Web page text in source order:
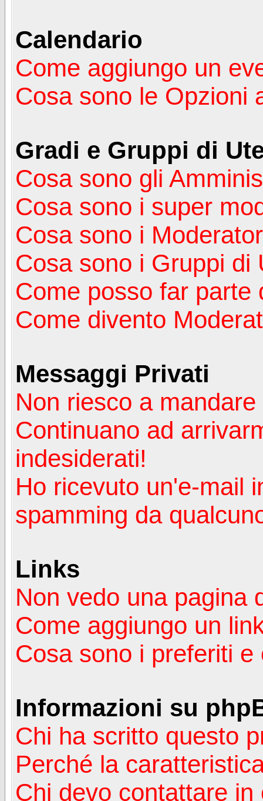
Calendario
Come aggiungo un
Cosa sono le Opzioni
Gradi e Gruppi di
Cosa sono gli
Cosa sono i super
Cosa sono i
Cosa sono i Gruppi di
Come posso far parte
Come divento
Messaggi Privati
Non riesco a
Continuano ad
indesiderati!
Ho ricevuto un'e-mail
spamming da
Links
Non vedo una pagina
Come aggiungo un
Cosa sono i preferiti
Informazioni su
Chi ha scritto questo
Perché la
Chi devo contattare